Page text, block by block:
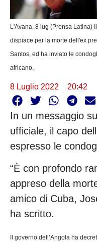
L'Avana, 8 lug (Prensa Latina)
dispiace per la morte dell'ex
Santos, ed ha inviato le
africano.
8 Luglio 2022 20:42
In un messaggio
ufficiale, il capo
espresso le
“È con profondo
appreso della
amico di Cuba,
ha scritto.
Il governo dell’Angola ha